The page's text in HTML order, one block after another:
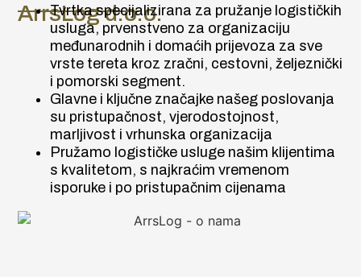
ArrsLog d.o.o.
Tvrtka specijalizirana za pružanje logističkih
usluga, prvenstveno za organizaciju
međunarodnih i domaćih prijevoza za sve
vrste tereta kroz zračni, cestovni, željeznički
i pomorski segment.
Glavne i ključne značajke našeg poslovanja
su pristupačnost, vjerodostojnost,
marljivost i vrhunska organizacija
Pružamo logističke usluge našim klijentima
s kvalitetom, s najkraćim vremenom
isporuke i po pristupačnim cijenama